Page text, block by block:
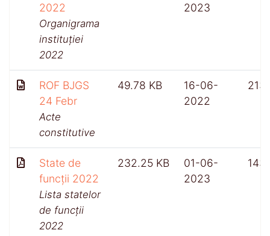
2022
Organigrama
instituției
2022
2023
ROF BJGS
24 Febr
Acte
constitutive
49.78 KB
16-06-
2022
State de
funcții 2022
Lista statelor
de funcții
2022
232.25 KB
01-06-
2023